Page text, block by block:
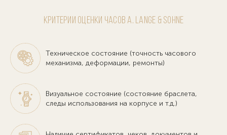
Критерии оценки часов A. Lange & Sohne
Техническое состояние (точность часового
механизма, деформации, ремонты)
Визуальное состояние (состояние браслета,
следы использования на корпусе и т.д.)